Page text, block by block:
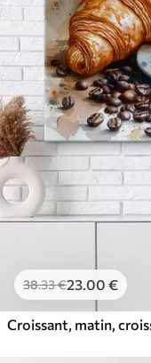
38.33€23 .00 €